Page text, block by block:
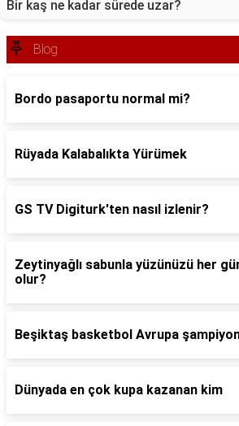
Bir kaş ne kadar sürede uzar?
Blog
Bordo pasaportu normal mi?
Rüyada Kalabalıkta Yürümek
GS TV Digiturk'ten nasıl izlenir?
Zeytinyağlı sabunla yüzünüzü her
olur?
Beşiktaş basketbol Avrupa
Dünyada en çok kupa kazanan kim